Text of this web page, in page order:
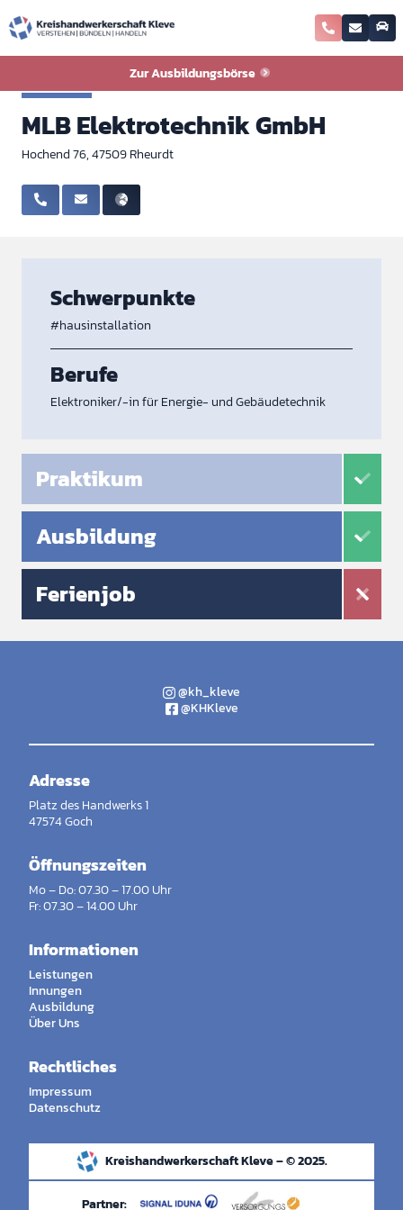
Zur Ausbildungsbörse
Zurück zur Ausbildungsbörse
MLB Elektrotechnik GmbH
Hochend 76, 47509 Rheurdt
Schwerpunkte
#hausinstallation
Berufe
Elektroniker/-in für Energie- und Gebäudetechnik
Praktikum
Ausbildung
Ferienjob
@kh_kleve
@KHKleve
Adresse
Platz des Handwerks 1
47574 Goch
Öffnungszeiten
Mo – Do: 07.30 – 17.00 Uhr
Fr: 07.30 – 14.00 Uhr
Informationen
Leistungen
Innungen
Ausbildung
Über Uns
Rechtliches
Impressum
Datenschutz
Kreishandwerkerschaft Kleve – © 2025.
Partner: